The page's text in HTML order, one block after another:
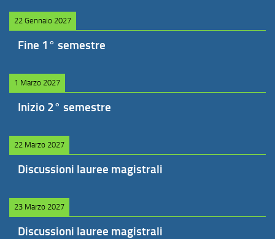
22 Gennaio 2027
Fine 1° semestre
1 Marzo 2027
Inizio 2° semestre
22 Marzo 2027
Discussioni lauree magistrali
23 Marzo 2027
Discussioni lauree magistrali